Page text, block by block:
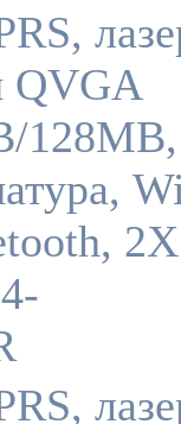
QVGA
128MB,